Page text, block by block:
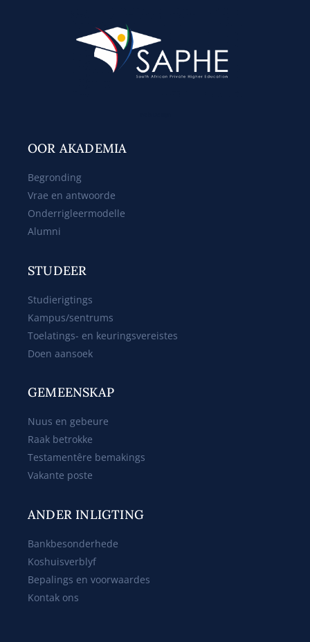
OOR AKADEMIA
Begronding
Vrae en antwoorde
Onderrigleermodelle
Alumni
STUDEER
Studierigtings
Kampus/sentrums
Toelatings- en keuringsvereistes
Doen aansoek
GEMEENSKAP
Nuus en gebeure
Raak betrokke
Testamentêre bemakings
Vakante poste
ANDER INLIGTING
Bankbesonderhede
Koshuisverblyf
Bepalings en voorwaardes
Kontak ons